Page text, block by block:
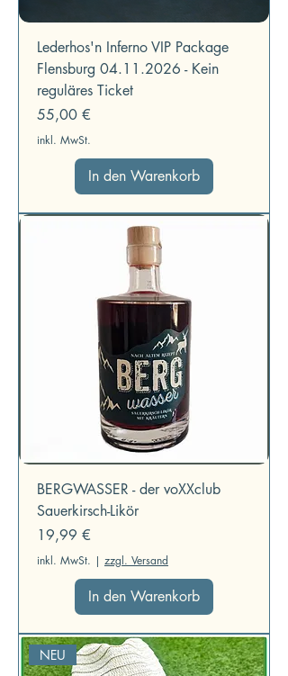
Lederhos'n Inferno VIP Package
Flensburg 04.11.2026 - Kein
reguläres Ticket
Preis
55,00 €
inkl. MwSt.
In den Warenkorb
BERGWASSER - der voXXclub
Sauerkirsch-Likör
Preis
19,99 €
inkl. MwSt. | zzgl. Versand
In den Warenkorb
NEU